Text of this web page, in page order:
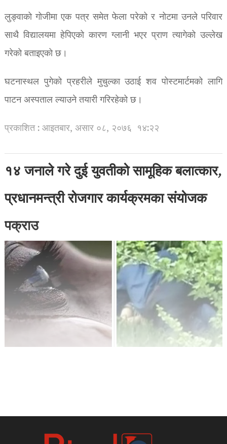
लुङ्वाको गोजीमा एक पत्र समेत फेला परेको र नोटमा उनले परिवार
साथै विद्यालयमा हेपिएको कारण ग्लानी भएर प्राण त्यागेको उल्लेख
गरेको बताइएको छ।
घटनास्थल पुगेको प्रहरीले मुचुल्का उठाई शव पोस्टमार्टमको लागि
पाटन अस्पताल ल्याउने तयारी गरिरहेको छ।
प्रकाशित : आइतबार, असार ०८, २०७६ १४:२२
१४ जनाले गरे दुई युवतीको सामूहिक बलात्कार,
प्रधानमन्त्री रोजगार कार्यक्रमका संयोजक
पक्राउ